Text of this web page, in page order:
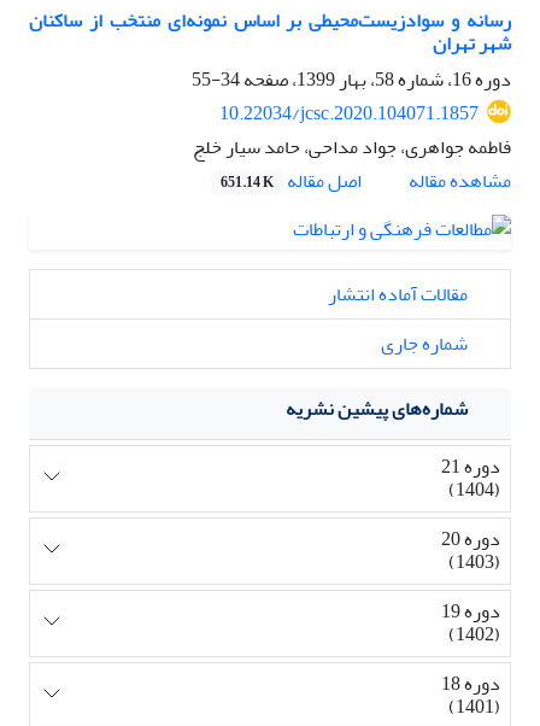
رسانه و سوادزیست‌محیطی بر اساس نمونه‌ای منتخب از ساکنان
شهر تهران
دوره 16، شماره 58، بهار 1399، صفحه
34-55
10.22034/jcsc.2020.104071.1857
فاطمه جواهری، جواد مداحی، حامد سیار خلج
مشاهده مقاله
اصل مقاله 651.14 K
مقالات آماده انتشار
شماره جاری
شماره‌های پیشین نشریه
دوره 21
(1404)
دوره 20
(1403)
دوره 19
(1402)
دوره 18
(1401)